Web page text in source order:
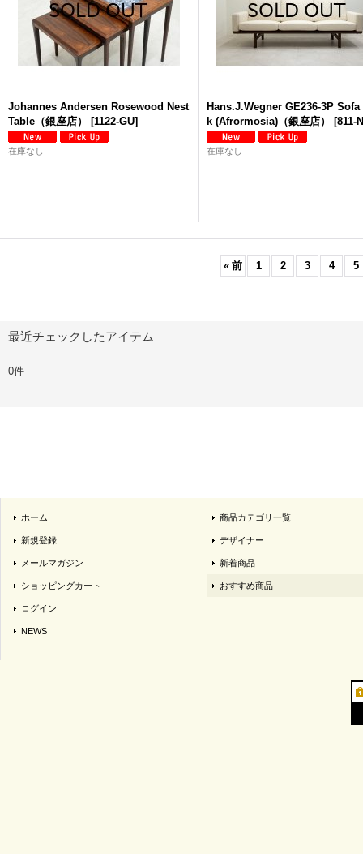
Johannes Andersen Rosewood Nest
Table（銀座店）
[1122-GU]
在庫なし
Hans.J.Wegner GE236-3P Sofa
k (Afrormosia)（銀座店）
[811-
在庫なし
« 前 1 2 3 4 5
最近チェックしたアイテム
0件
ホーム
新規登録
メールマガジン
ショッピングカート
ログイン
NEWS
商品カテゴリ一覧
デザイナー
新着商品
おすすめ商品